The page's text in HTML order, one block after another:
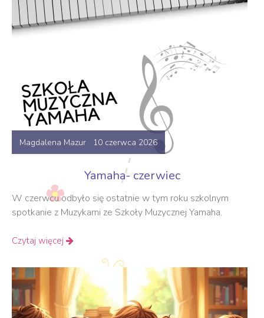
Magdalena Mazur 10 czerwca 2026
Yamaha- czerwiec
W czerwcu odbyło się ostatnie w tym roku szkolnym
spotkanie z Muzykami ze Szkoły Muzycznej Yamaha.
Czytaj więcej